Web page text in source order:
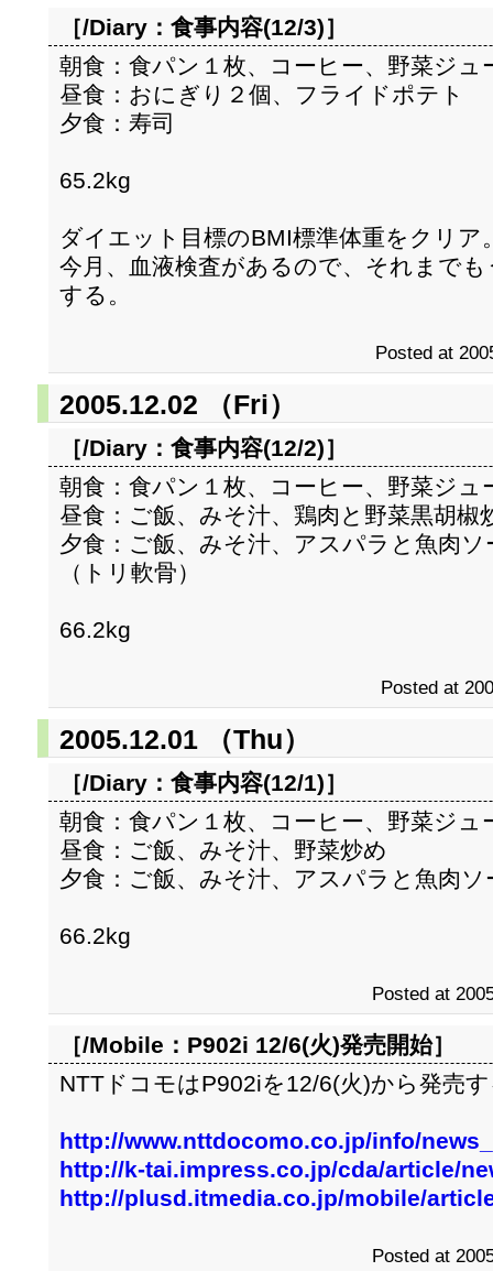
［/Diary： 食事内容(12/3)］
朝食：食パン１枚、コーヒー、野菜ジュ
昼食：おにぎり２個、フライドポテト
夕食：寿司
65.2kg
ダイエット目標のBMI標準体重をクリア
今月、血液検査があるので、それまで
する。
Posted at
2005.12.02 （Fri）
［/Diary： 食事内容(12/2)］
朝食：食パン１枚、コーヒー、野菜ジュ
昼食：ご飯、みそ汁、鶏肉と野菜黒胡椒
夕食：ご飯、みそ汁、アスパラと魚肉
（トリ軟骨）
66.2kg
Posted at
2005.12.01 （Thu）
［/Diary： 食事内容(12/1)］
朝食：食パン１枚、コーヒー、野菜ジュ
昼食：ご飯、みそ汁、野菜炒め
夕食：ご飯、みそ汁、アスパラと魚肉
66.2kg
Posted at
［/Mobile： P902i 12/6(火)発売開始］
NTTドコモはP902iを12/6(火)から発売
http://www.nttdocomo.co.jp/info/
http://k-tai.impress.co.jp/cda/article/
http://plusd.itmedia.co.jp/mobile/
Posted at